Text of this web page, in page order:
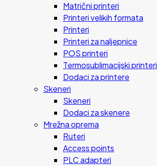
Matrični printeri
Printeri velikih formata
Printeri
Printeri za naljepnice
POS printeri
Termosublimacijski printeri
Dodaci za printere
Skeneri
Skeneri
Dodaci za skenere
Mrežna oprema
Ruteri
Access points
PLC adapteri